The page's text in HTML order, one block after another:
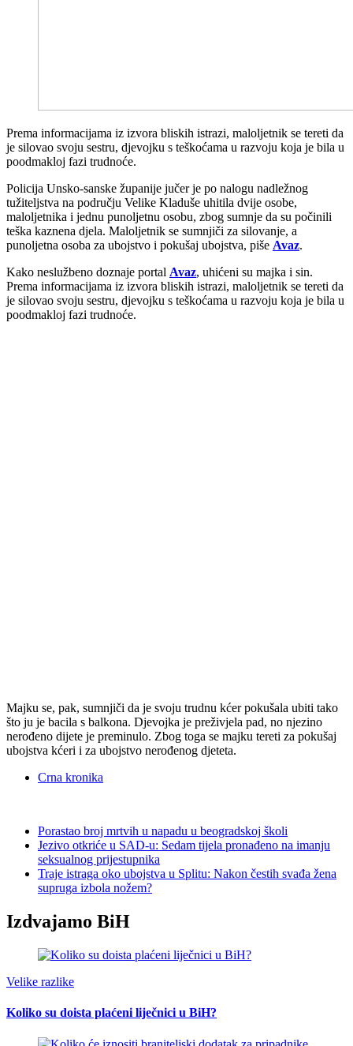
Prema informacijama iz izvora bliskih istrazi, maloljetnik se tereti da
je silovao svoju sestru, djevojku s teškoćama u razvoju koja je bila u
poodmakloj fazi trudnoće.
Policija Unsko-sanske županije jučer je po nalogu nadležnog
tužiteljstva na području Velike Kladuše uhitila dvije osobe,
maloljetnika i jednu punoljetnu osobu, zbog sumnje da su počinili
teška kaznena djela. Maloljetnik se sumnjiči za silovanje, a
punoljetna osoba za ubojstvo i pokušaj ubojstva, piše Avaz.
Kako neslužbeno doznaje portal Avaz, uhićeni su majka i sin.
Prema informacijama iz izvora bliskih istrazi, maloljetnik se tereti da
je silovao svoju sestru, djevojku s teškoćama u razvoju koja je bila u
poodmakloj fazi trudnoće.
Majku se, pak, sumnjiči da je svoju trudnu kćer pokušala ubiti tako
što ju je bacila s balkona. Djevojka je preživjela pad, no njezino
nerođeno dijete je preminulo. Zbog toga se majku tereti za pokušaj
ubojstva kćeri i za ubojstvo nerođenog djeteta.
Crna kronika
Porastao broj mrtvih u napadu u beogradskoj školi
Jezivo otkriće u SAD-u: Sedam tijela pronađeno na imanju
seksualnog prijestupnika
Traje istraga oko ubojstva u Splitu: Nakon čestih svađa žena
supruga izbola nožem?
Izdvajamo BiH
Velike razlike
Koliko su doista plaćeni liječnici u BiH?